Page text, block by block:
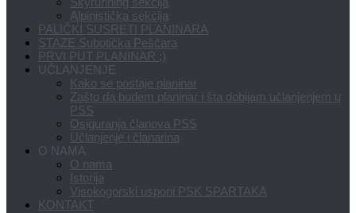
Alpinistička sekcija
PALIČKI SUSRETI PLANINARA
STAZE Subotička Peščara
PRVI PUT PLANINAR ;)
UČLANJENJE
Kako se postaje planinar
Zašto da budem planinar i šta dobijam učlanjenjem u
PSS
Osiguranja članova PSS
Učlanjenje i članarina
O NAMA
O nama
Istorija
Visokogorski usponi PSK SPARTAKA
KONTAKT